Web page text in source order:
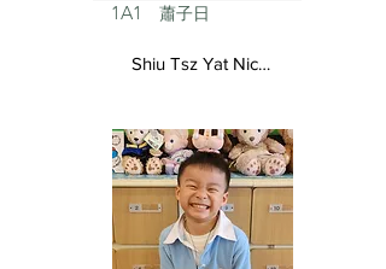
1A1 蕭子日
Shiu Tsz Yat Nicolas